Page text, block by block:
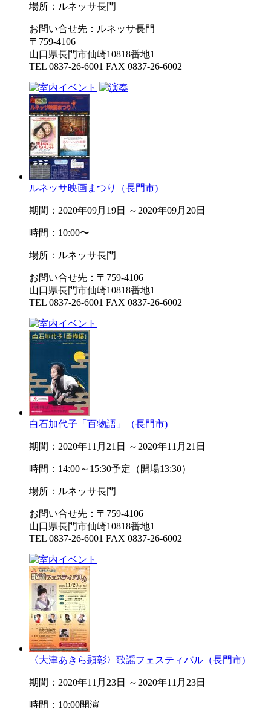
場所：ルネッサ長門
お問い合せ先：ルネッサ長門
〒759-4106
山口県長門市仙崎10818番地1
TEL 0837-26-6001 FAX 0837-26-6002
ルネッサ映画まつり（長門市)
期間：2020年09月19日 ～2020年09月20日
時間：10:00〜
場所：ルネッサ長門
お問い合せ先：〒759-4106
山口県長門市仙崎10818番地1
TEL 0837-26-6001 FAX 0837-26-6002
白石加代子「百物語」（長門市)
期間：2020年11月21日 ～2020年11月21日
時間：14:00～15:30予定（開場13:30）
場所：ルネッサ長門
お問い合せ先：〒759-4106
山口県長門市仙崎10818番地1
TEL 0837-26-6001 FAX 0837-26-6002
〈大津あきら顕彰〉歌謡フェスティバル（長門市)
期間：2020年11月23日 ～2020年11月23日
時間：10:00開演